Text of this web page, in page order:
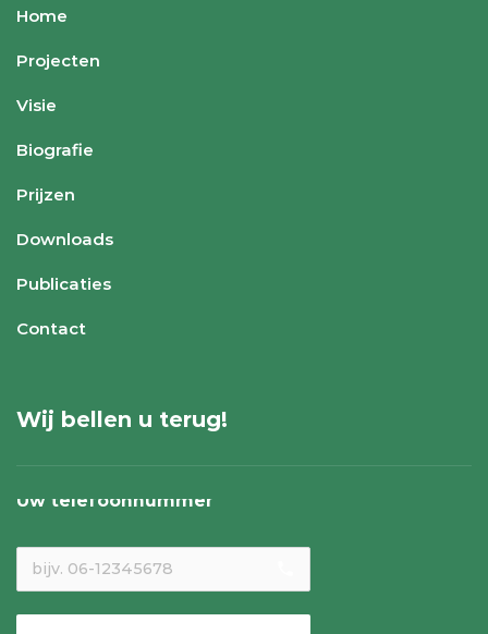
Home
Projecten
Visie
Biografie
Prijzen
Downloads
Publicaties
Contact
Wij bellen u terug!
Uw telefoonnummer